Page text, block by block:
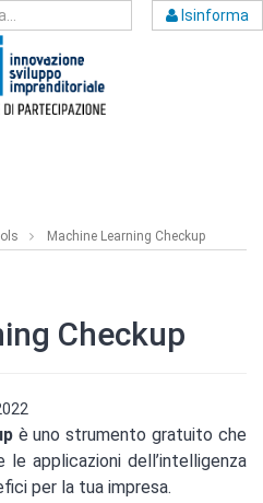
Isinforma
Machine Learning Checkup
Checkup
è uno strumento gratuito che
applicazioni dell’intelligenza
per la tua impresa.